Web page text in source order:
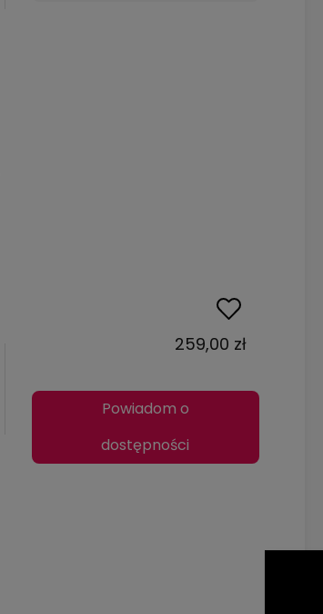
259,00 zł
Powiadom o
dostępności